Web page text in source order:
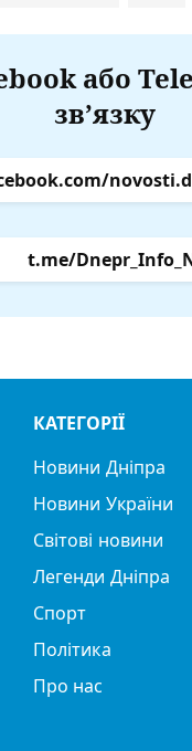
або
зв’язку
t.me/
КАТЕГОРІЇ
Новини Дніпра
Новини України
Світові новини
Легенди Дніпра
Спорт
Політика
Про нас